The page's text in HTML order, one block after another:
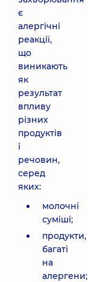
є
алергічні
реакції,
що
виникають
як
результат
впливу
різних
продуктів
і
речовин,
серед
яких:
молочні
суміші;
продукти,
багаті
на
алергени;